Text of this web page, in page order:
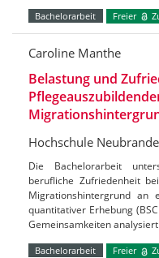
Bachelorarbeit Freier
Caroline Manthe
Belastung und
Hochschule
Die Bachelorarbeit
berufliche Zufriedenheit
Migrationshintergrund an
quantitativer Erhebung
Gemeinsamkeiten
Bachelorarbeit Freier